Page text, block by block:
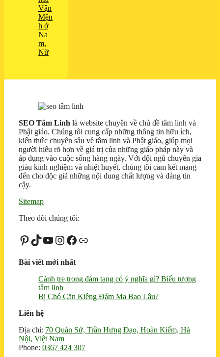
Vận
Mện
h ở
Na
m,
Nữ
SEO Tâm Linh là website chuyên về chủ đề tâm linh và
Phật giáo. Chúng tôi cung cấp những thông tin hữu ích,
kiến thức chuyên sâu về tâm linh và Phật giáo, giúp mọi
người hiểu rõ hơn về giá trị của những giáo pháp này và
áp dụng vào cuộc sống hàng ngày. Với đội ngũ chuyên gia
giàu kinh nghiệm và nhiệt huyết, chúng tôi cam kết mang
đến cho độc giả những nội dung chất lượng và đáng tin
cậy.
Sitemap
Theo dõi chúng tôi:
Pinterest
TikTok
Youtube
Instagram
Facebook
Liên kết
Bài viết mới nhất
Cành tre trong đám tang có ý nghĩa gì? Biểu tượng
tâm linh
Bị Chó Cắn Kiêng Đám Ma Bao Lâu?
Liên hệ
Địa chỉ: 70 Quán Sứ, Trần Hưng Đạo, Hoàn Kiếm, Hà
Nội, Việt Nam
Phone: 0367 424 307